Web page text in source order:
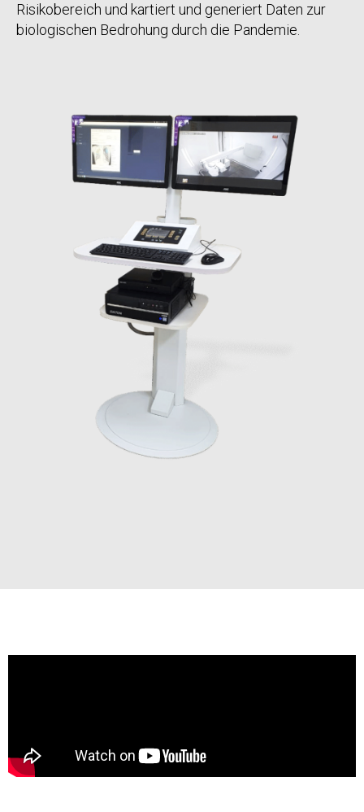
Risikobereich und kartiert und generiert Daten zur
biologischen Bedrohung durch die Pandemie.